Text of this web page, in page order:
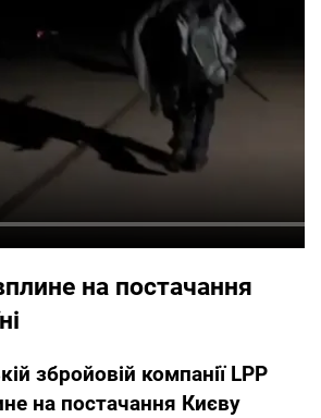
на постачання
збройовій компанії LPP
на постачання Києву